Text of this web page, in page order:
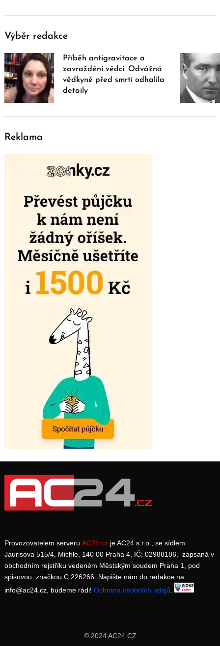
Výběr redakce
Příběh antigravitace a
zavraždění vědci. Odvážná
vědkyně před smrtí odhalila
detaily
Reklama
Provozovatelem serveru AC24.cz je AC24 s.r.o., se sídlem
Jaurisova 515/4, Michle, 140 00 Praha 4, IČ: 02988186, zapsaná v
obchodním rejstříku vedeném Městským soudem Praha 1, pod
spisovou značkou C 226266. Napište nám do redakce na
info@ac24.cz, budeme rádi! Ochrana osobních údajů
© 2024 AC24.CZ